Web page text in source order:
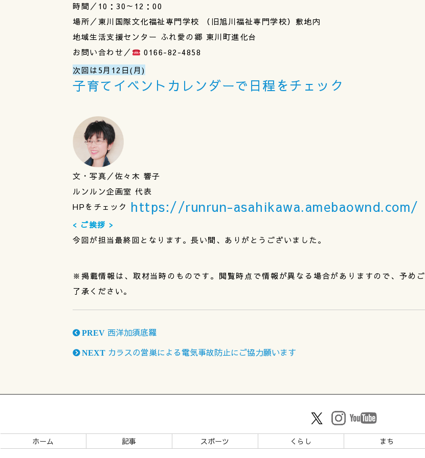
時間／10：30～12：00
場所／東川国際文化福祉専門学校 （旧旭川福祉専門学校）敷地内
地域生活支援センター ふれ愛の郷 東川町進化台
お問い合わせ／
0166-82-4858
次回は5月12日(月)
子育てイベントカレンダーで日程をチェック
文・写真／佐々木 響子
ルンルン企画室 代表
HPをチェック https://runrun-asahikawa.amebaownd.com/
< ご挨拶 >
今回が担当最終回となります。長い間、ありがとうございました。
※掲載情報は、取材当時のものです。閲覧時点で情報が異なる場合がありますので、予めご
了承ください。
PREV 西洋加須底羅
NEXT カラスの営巣による電気事故防止にご協力願います
ホーム 記事 スポーツ くらし まち